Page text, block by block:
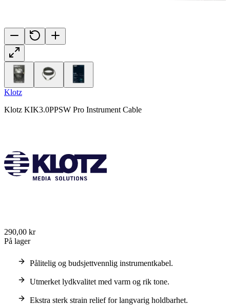
Klotz
Klotz KIK3.0PPSW Pro Instrument Cable
290,00 kr
På lager
Pålitelig og budsjettvennlig instrumentkabel.
Utmerket lydkvalitet med varm og rik tone.
Ekstra sterk strain relief for langvarig holdbarhet.